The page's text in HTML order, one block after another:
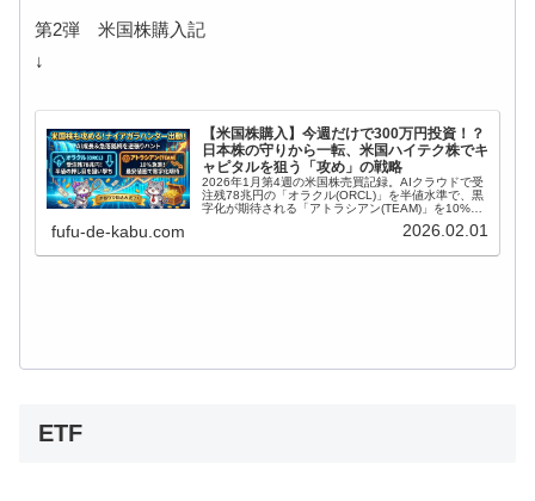
第2弾 米国株購入記
↓
【米国株購入】今週だけで300万円投資！？
日本株の守りから一転、米国ハイテク株でキ
ャピタルを狙う「攻め」の戦略
2026年1月第4週の米国株売買記録。AIクラウドで受
注残78兆円の「オラクル(ORCL)」を半値水準で、黒
字化が期待される「アトラシアン(TEAM)」を10%急
面にある優良ハイテク株を逆張りで仕込んだ理由、目
fufu-de-kabu.com 2026.02.01
ETF